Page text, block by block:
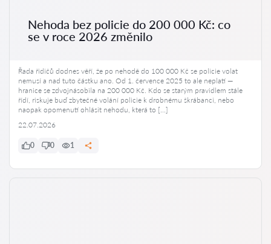
Nehoda bez policie do 200 000 Kč: co
se v roce 2026 změnilo
Řada řidičů dodnes věří, že po nehodě do 100 000 Kč se policie volat
nemusí a nad tuto částku ano. Od 1. července 2025 to ale neplatí —
hranice se zdvojnásobila na 200 000 Kč. Kdo se starým pravidlem stále
řídí, riskuje buď zbytečné volání policie k drobnému škrábanci, nebo
naopak opomenutí ohlásit nehodu, která to […]
22.07.2026
0 0 1